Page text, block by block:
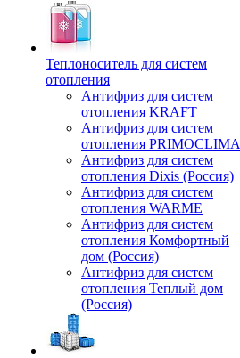
Теплоноситель для систем
отопления
Антифриз для систем
отопления KRAFT
Антифриз для систем
отопления PRIMOCLIMA
Антифриз для систем
отопления Dixis (Россия)
Антифриз для систем
отопления WARME
Антифриз для систем
отопления Комфортный
дом (Россия)
Антифриз для систем
отопления Теплый дом
(Россия)